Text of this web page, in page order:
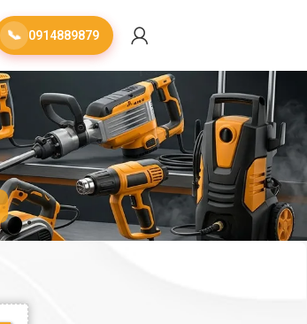
📞 0914889879